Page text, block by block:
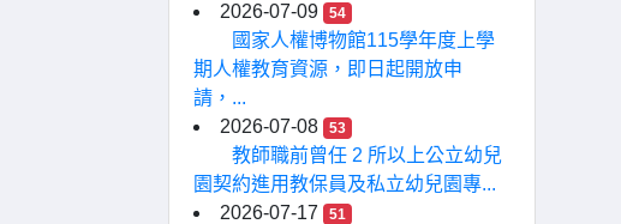
2026-07-09
54
國家人權博物館115學年度上學
期人權教育資源，即日起開放申
請，...
2026-07-08
53
教師職前曾任 2 所以上公立幼兒
園契約進用教保員及私立幼兒園專...
2026-07-17
51